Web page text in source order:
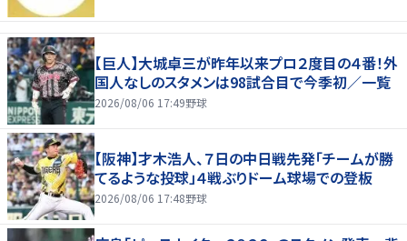
【巨人】大城卓三が昨年以来プロ２度目の４番！外
国人なしのスタメンは98試合目で今季初／一覧
2026/08/06 17:49野球
【阪神】才木浩人、７日の中日戦先発「チームが勝
てるような投球」４戦ぶりドーム球場での登板
2026/08/06 17:48野球